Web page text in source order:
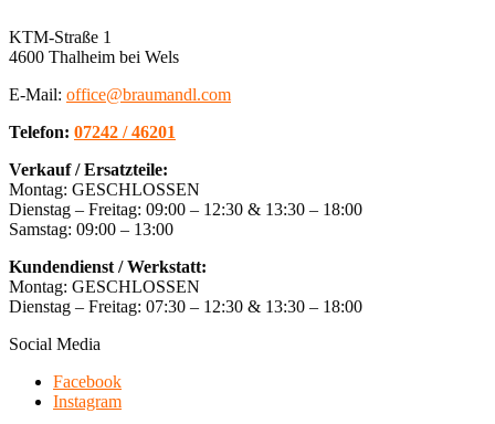
KTM-Straße 1
4600 Thalheim bei Wels
E-Mail: office@braumandl.com
Telefon: 07242 / 46201
Verkauf / Ersatzteile:
Montag: GESCHLOSSEN
Dienstag – Freitag: 09:00 – 12:30 & 13:30 – 18:00
Samstag: 09:00 – 13:00
Kundendienst / Werkstatt:
Montag: GESCHLOSSEN
Dienstag – Freitag: 07:30 – 12:30 & 13:30 – 18:00
Social Media
Facebook
Instagram